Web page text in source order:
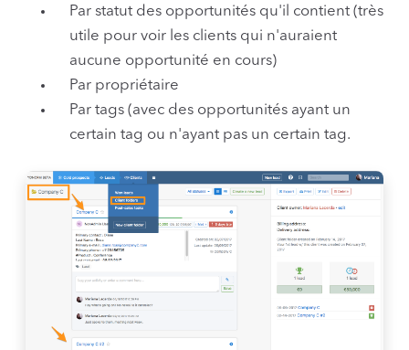
Par statut des opportunités qu'il contient (très
utile pour voir les clients qui n'auraient
aucune opportunité en cours)
Par propriétaire
Par tags (avec des opportunités ayant un
certain tag ou n'ayant pas un certain tag.